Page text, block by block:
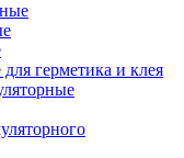
герметика и клея